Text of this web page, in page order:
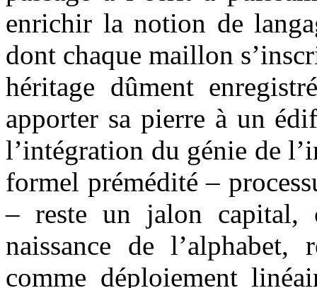
enrichir la notion de
dont chaque maillon
héritage dûment
apporter sa pierre à un
l’intégration du génie de
formel prémédité –
– reste un jalon capital,
naissance de l’alphabet,
comme déploiement